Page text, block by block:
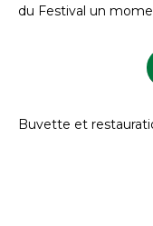
du Festival un
Buvette et